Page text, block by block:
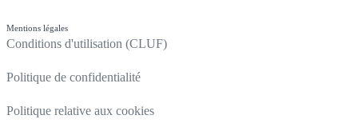
Mentions légales
Conditions d'utilisation (CLUF)
Politique de confidentialité
Politique relative aux cookies